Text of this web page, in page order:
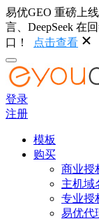
易优GEO 重磅上
言、DeepSeek 在
口！
点击查看
登录
注册
模板
购买
商业授
主机域
专业授
易优代